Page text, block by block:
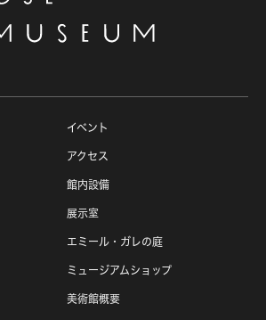
イベント
アクセス
館内設備
展示室
エミール・ガレの庭
ミュージアムショップ
美術館概要